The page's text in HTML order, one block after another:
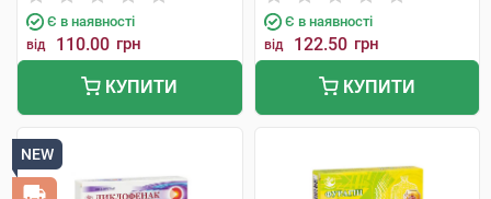
Є в наявності
від 110.00 грн
КУПИТИ
Є в наявності
від 122.50 грн
КУПИТИ
NEW